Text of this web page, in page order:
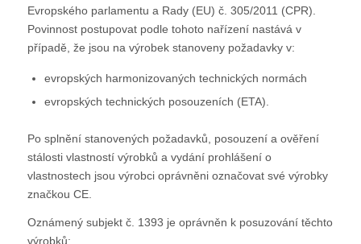
Evropského parlamentu a Rady (EU) č. 305/2011 (CPR).
Povinnost postupovat podle tohoto nařízení nastává v
případě, že jsou na výrobek stanoveny požadavky v:
evropských harmonizovaných technických normách
evropských technických posouzeních (ETA).
Po splnění stanovených požadavků, posouzení a ověření
stálosti vlastností výrobků a vydání prohlášení o
vlastnostech jsou výrobci oprávněni označovat své výrobky
značkou CE.
Oznámený subjekt č. 1393 je oprávněn k posuzování těchto
výrobků: